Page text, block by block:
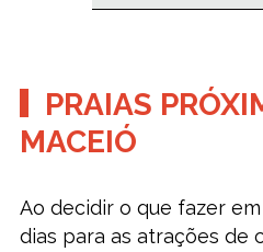
PRAIAS
MACEIÓ
Ao decidir o que fazer
dias para as atrações de